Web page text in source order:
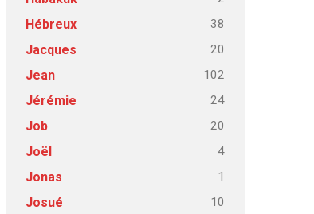
Hébreux 38
Jacques 20
Jean 102
Jérémie 24
Job 20
Joël 4
Jonas 1
Josué 10